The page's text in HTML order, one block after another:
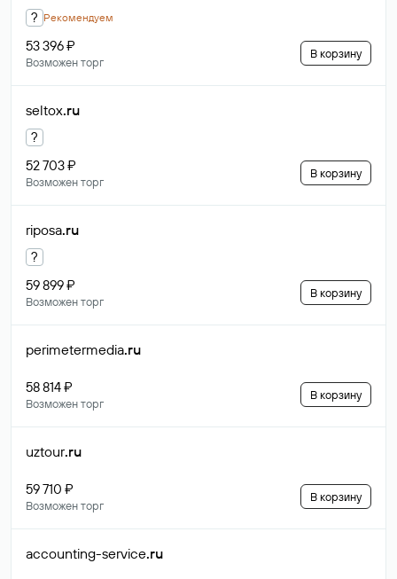
? Рекомендуем
53 396 ₽
Возможен торг
В корзину
seltox.ru
?
52 703 ₽
Возможен торг
В корзину
riposa.ru
?
59 899 ₽
Возможен торг
В корзину
perimetermedia.ru
58 814 ₽
Возможен торг
В корзину
uztour.ru
59 710 ₽
Возможен торг
В корзину
accounting-service.ru